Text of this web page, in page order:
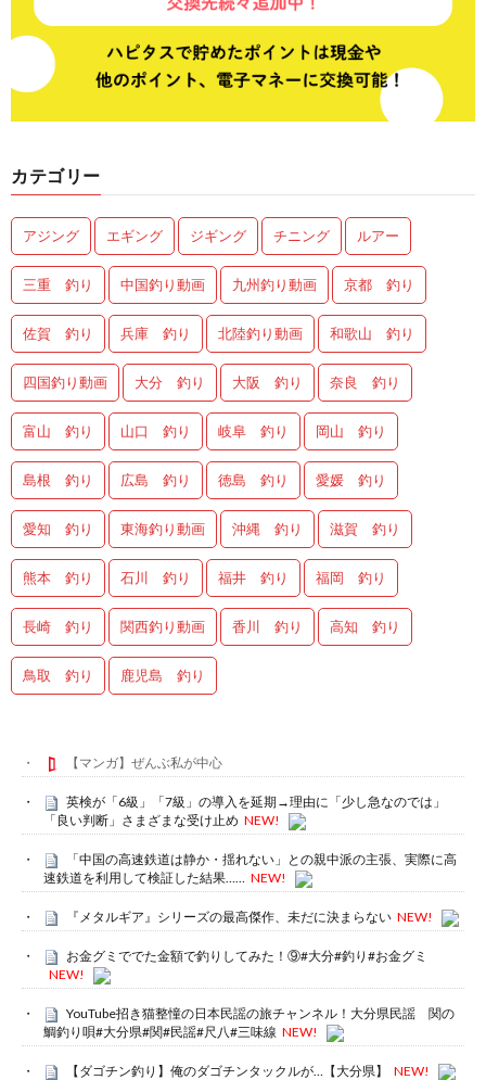
カテゴリー
アジング エギング ジギング チニング ルアー
三重 釣り 中国釣り動画 九州釣り動画 京都 釣り
佐賀 釣り 兵庫 釣り 北陸釣り動画 和歌山 釣り
四国釣り動画 大分 釣り 大阪 釣り 奈良 釣り
富山 釣り 山口 釣り 岐阜 釣り 岡山 釣り
島根 釣り 広島 釣り 徳島 釣り 愛媛 釣り
愛知 釣り 東海釣り動画 沖縄 釣り 滋賀 釣り
熊本 釣り 石川 釣り 福井 釣り 福岡 釣り
長崎 釣り 関西釣り動画 香川 釣り 高知 釣り
鳥取 釣り 鹿児島 釣り
【マンガ】ぜんぶ私が中心
英検が「6級」「7級」の導入を延期→理由に「少し急なのでは」
「良い判断」さまざまな受け止め NEW!
「中国の高速鉄道は静か・揺れない」との親中派の主張、実際に高
速鉄道を利用して検証した結果…… NEW!
『メタルギア』シリーズの最高傑作、未だに決まらない NEW!
お金グミででた金額で釣りしてみた！⑨#大分#釣り#お金グミ
NEW!
YouTube招き猫整憧の日本民謡の旅チャンネル！大分県民謡 関の
鯛釣り唄#大分県#関#民謡#尺八#三味線 NEW!
【ダゴチン釣り】俺のダゴチンタックルが…【大分県】 NEW!